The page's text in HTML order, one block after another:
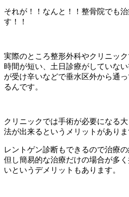
それが！！なんと！！整骨院でも
す！！
実際のところ整形外科やクリニッ
時間が短い、土日診療がしていな
が受け辛いなどで垂水区外から通
るんです。
クリニックでは手術が必要になる
法が出来るというメリットがありま
レントゲン診断もできるので治療
但し簡易的な治療だけの場合が多
いというデメリットもあります。